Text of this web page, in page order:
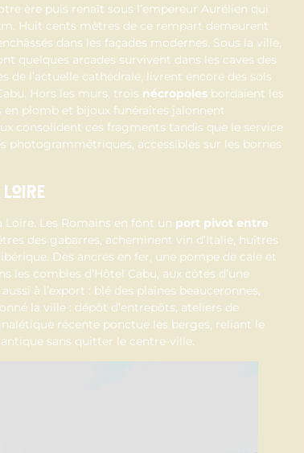
ère puis renaît sous l’empereur Aurélien qui
Huit cents mètres de ce rempart demeurent
dans les façades modernes. Sous la ville,
quelques arcades survivent dans les caves des
de l’actuelle cathédrale, livrent encore des sols
Hors les murs, trois nécropoles bordaient les
en plomb et bijoux funéraires jalonnent
consolident ces fragments tandis que le service
photogrammétriques, accessibles sur les bornes
Les Romains en font un port pivot entre
des gabarres, acheminent vin d’Italie, huîtres
Des ancres en fer, une pompe de cale et
les combles d’Hôtel Cabu, aux côtés d’une
à l’export : blé des plaines beauceronnes,
la ville : dépôt d’entrepôts, ateliers de
récente ponctue les berges, reliant le
sans quitter le centre-ville.